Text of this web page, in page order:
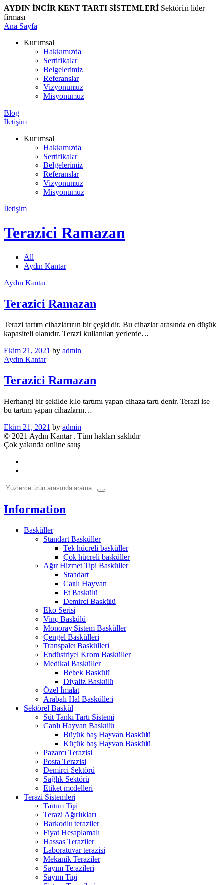
AYDIN İNCİR KENT TARTI SİSTEMLERİ Sektörün lider
firması
Ana Sayfa
Kurumsal
Hakkımızda
Sertifikalar
Belgelerimiz
Referanslar
Vizyonumuz
Misyonumuz
Blog
İletişim
Kurumsal
Hakkımızda
Sertifikalar
Belgelerimiz
Referanslar
Vizyonumuz
Misyonumuz
İletişim
Terazici Ramazan
All
Aydın Kantar
Aydın Kantar
Terazici Ramazan
Terazi tartım cihazlarının bir çeşididir. Bu cihazlar arasında en düşük
kapasiteli olanıdır. Terazi kullanılan yerlerde…
Ekim 21, 2021 by admin
Aydın Kantar
Terazici Ramazan
Herhangi bir şekilde kilo tartımı yapan cihaza tartı denir. Terazi ise
bu tartım yapan cihazların…
Ekim 21, 2021 by admin
© 2021 Aydın Kantar . Tüm hakları saklıdır
Çok yakında online satış
Information
Basküller
Standart Basküller
Tek hücreli basküller
Çok hücreli basküller
Ağır Hizmet Tipi Basküller
Standart
Canlı Hayvan
Et Baskülü
Demirci Baskülü
Eko Serisi
Vinç Baskülü
Monoray Sistem Basküller
Çengel Baskülleri
Transpalet Baskülleri
Endüstriyel Krom Basküller
Medikal Basküller
Bebek Baskülü
Diyaliz Baskülü
Özel İmalat
Arabalı Hal Baskülleri
Sektörel Baskül
Süt Tankı Tartı Sistemi
Canlı Hayvan Baskülü
Büyük baş Hayvan Baskülü
Küçük baş Hayvan Baskülü
Pazarcı Terazisi
Posta Terazisi
Demirci Sektörü
Sağlık Sektörü
Etiket modelleri
Terazi Sistemleri
Tartım Tipi
Terazi Ağırlıkları
Barkodlu teraziler
Fiyat Hesaplamalı
Hassas Teraziler
Laboratuvar terazisi
Mekanik Teraziler
Sayım Terazileri
Sayım Tipi